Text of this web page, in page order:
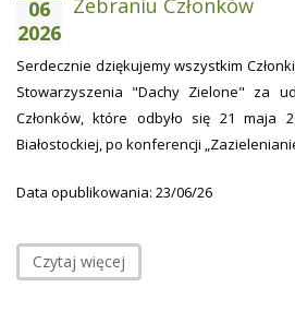
06
2026
Zebraniu Członków
Serdecznie dziękujemy wszystkim
Stowarzyszenia "Dachy Zielone" za
Członków, które odbyło się 21 maja
Białostockiej, po konferencji
Data opublikowania: 23/06/26
Czytaj więcej